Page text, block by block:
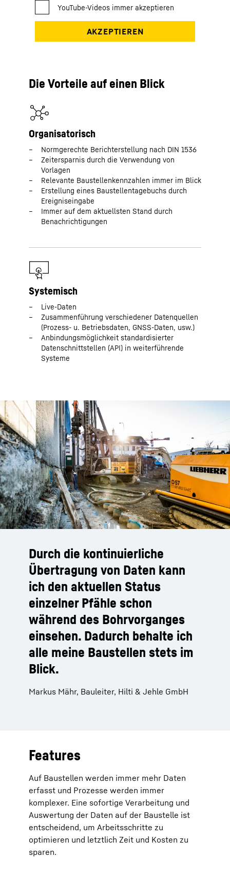
Die Vorteile auf einen Blick
Organisatorisch
Normgerechte Berichterstellung nach DIN 1536
Zeitersparnis durch die Verwendung von
Vorlagen
Relevante Baustellenkennzahlen immer im Blick
Erstellung eines Baustellentagebuchs durch
Ereigniseingabe
Immer auf dem aktuellsten Stand durch
Benachrichtigungen
Systemisch
Live-Daten
Zusammenführung verschiedener Datenquellen
(Prozess- u. Betriebsdaten, GNSS-Daten, usw.)
Anbindungsmöglichkeit standardisierter
Datenschnittstellen (API) in weiterführende
Systeme
Durch die kontinuierliche
Übertragung von Daten kann
ich den aktuellen Status
einzelner Pfähle schon
während des Bohrvorganges
einsehen. Dadurch behalte ich
alle meine Baustellen stets im
Blick.
Markus Mähr, Bauleiter, Hilti & Jehle GmbH
Features
Auf Baustellen werden immer mehr Daten
erfasst und Prozesse werden immer
komplexer. Eine sofortige Verarbeitung und
Auswertung der Daten auf der Baustelle ist
entscheidend, um Arbeitsschritte zu
optimieren und letztlich Zeit und Kosten zu
sparen.